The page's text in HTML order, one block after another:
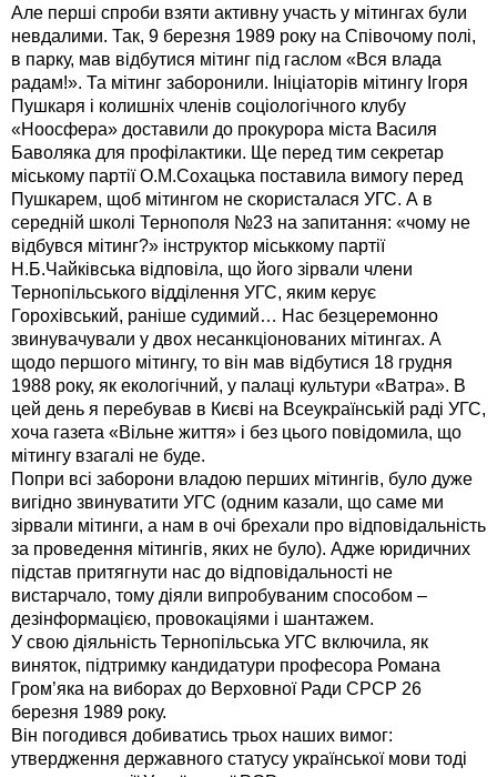
Але перші спроби взяти активну участь у мітингах були
невдалими. Так, 9 березня 1989 року на Співочому полі,
в парку, мав відбутися мітинг під гаслом «Вся влада
радам!». Та мітинг заборонили. Ініціаторів мітингу Ігоря
Пушкаря і колишніх членів соціологічного клубу
«Ноосфера» доставили до прокурора міста Василя
Баволяка для профілактики. Ще перед тим секретар
міському партії О.М.Сохацька поставила вимогу перед
Пушкарем, щоб мітингом не скористалася УГС. А в
середній школі Тернополя №23 на запитання: «чому не
відбувся мітинг?» інструктор міськкому партії
Н.Б.Чайківська відповіла, що його зірвали члени
Тернопільського відділення УГС, яким керує
Горохівський, раніше судимий… Нас безцеремонно
звинувачували у двох несанкціонованих мітингах. А
щодо першого мітингу, то він мав відбутися 18 грудня
1988 року, як екологічний, у палаці культури «Ватра». В
цей день я перебував в Києві на Всеукраїнській раді УГС,
хоча газета «Вільне життя» і без цього повідомила, що
мітингу взагалі не буде.
Попри всі заборони владою перших мітингів, було дуже
вигідно звинуватити УГС (одним казали, що саме ми
зірвали мітинги, а нам в очі брехали про відповідальність
за проведення мітингів, яких не було). Адже юридичних
підстав притягнути нас до відповідальності не
вистарчало, тому діяли випробуваним способом –
дезінформацією, провокаціями і шантажем.
У свою діяльність Тернопільська УГС включила, як
виняток, підтримку кандидатури професора Романа
Гром’яка на виборах до Верховної Ради СРСР 26
березня 1989 року.
Він погодився добиватись трьох наших вимог:
утвердження державного статусу української мови тоді